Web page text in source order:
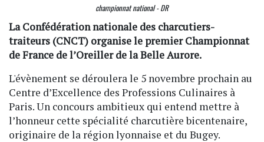
championnat national - DR
La Confédération nationale des charcutiers-
traiteurs (CNCT) organise le premier Championnat
de France de l’Oreiller de la Belle Aurore.
L'évènement se déroulera le 5 novembre prochain au
Centre d’Excellence des Professions Culinaires à
Paris. Un concours ambitieux qui entend mettre à
l’honneur cette spécialité charcutière bicentenaire,
originaire de la région lyonnaise et du Bugey.